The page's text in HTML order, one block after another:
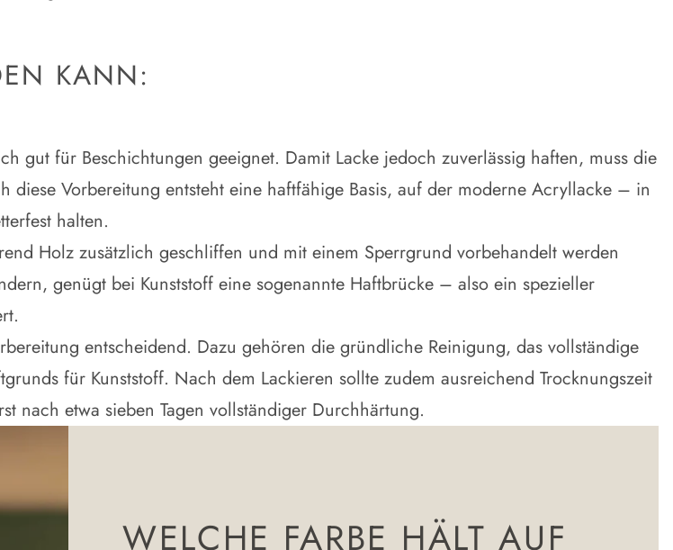
KANN:
gut für Beschichtungen geeignet. Damit Lacke jedoch zuverlässig haften, muss die
Vorbereitung entsteht eine haftfähige Basis, auf der moderne Acryllacke – in
halten.
Holz zusätzlich geschliffen und mit einem Sperrgrund vorbehandelt werden
genügt bei Kunststoff eine sogenannte Haftbrücke – also ein spezieller
entscheidend. Dazu gehören die gründliche Reinigung, das vollständige
für Kunststoff. Nach dem Lackieren sollte zudem ausreichend Trocknungszeit
nach etwa sieben Tagen vollständiger Durchhärtung.
WELCHE FARBE HÄLT AUF